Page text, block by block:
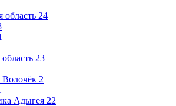
область 24
23
2
Адыгея 22